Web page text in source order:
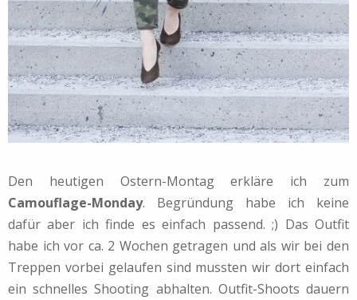
Den heutigen Ostern-Montag erkläre ich zum
Camouflage-Monday. Begründung habe ich keine
dafür aber ich finde es einfach passend. ;) Das Outfit
habe ich vor ca. 2 Wochen getragen und als wir bei den
Treppen vorbei gelaufen sind mussten wir dort einfach
ein schnelles Shooting abhalten. Outfit-Shoots dauern